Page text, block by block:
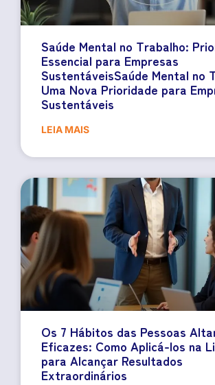
Saúde Mental no Trabalho:
Essencial para Empresas
SustentáveisSaúde Mental no
Uma Nova Prioridade para
Sustentáveis
LEIA MAIS
Os 7 Hábitos das Pessoas
Eficazes: Como Aplicá-los na
para Alcançar Resultados
Extraordinários